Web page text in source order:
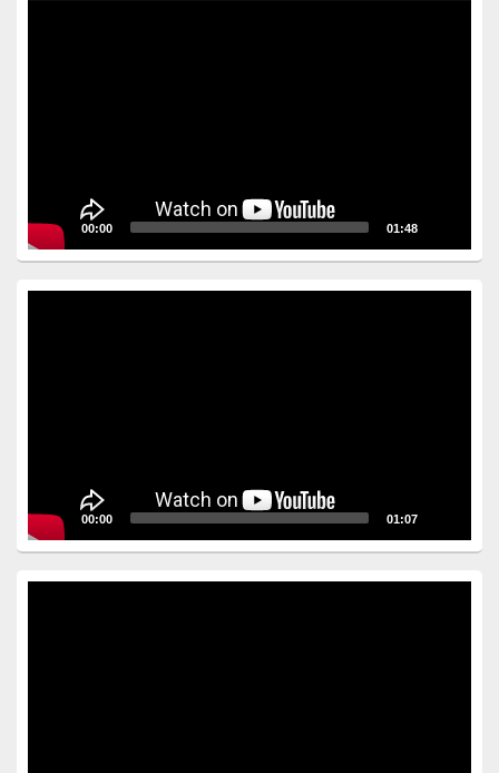
00:00 01:48
00:00 01:07